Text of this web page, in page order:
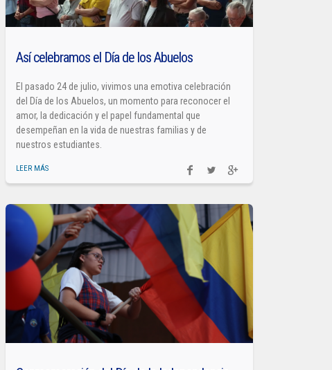
Así celebramos el Día de los Abuelos
El pasado 24 de julio, vivimos una emotiva celebración
del Día de los Abuelos, un momento para reconocer el
amor, la dedicación y el papel fundamental que
desempeñan en la vida de nuestras familias y de
nuestros estudiantes.
LEER MÁS